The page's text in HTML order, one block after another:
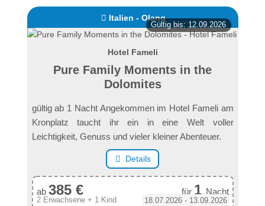
Italien - Olang
Gültig bis: 12.09.2026
Hotel Fameli
Pure Family Moments in the
Dolomites
gültig ab 1 Nacht Angekommen im Hotel Fameli am
Kronplatz taucht ihr ein in eine Welt voller
Leichtigkeit, Genuss und vieler kleiner Abenteuer.
Details
ab 385 € für 1 Nacht
2 Erwachsene + 1 Kind 18.07.2026 - 13.09.2026